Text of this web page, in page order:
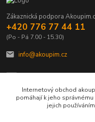
Zákaznická podpora
+420 776 77 44 11
(Po - Pá 7.00 - 15.30)
info@akoupim.cz
Internetový obchod
pomáhají k jeho
jejich